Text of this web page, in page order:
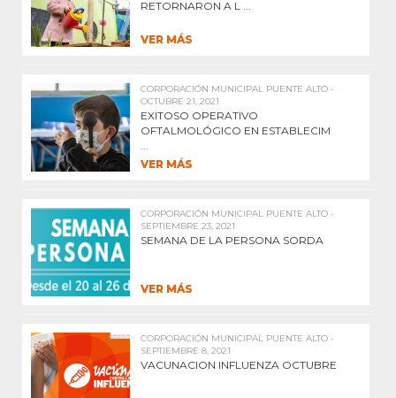
RETORNARON A L ...
VER MÁS
CORPORACIÓN MUNICIPAL PUENTE ALTO -
OCTUBRE 21, 2021
EXITOSO OPERATIVO
OFTALMOLÓGICO EN ESTABLECIM
VER MÁS
CORPORACIÓN MUNICIPAL PUENTE ALTO -
SEPTIEMBRE 23, 2021
SEMANA DE LA PERSONA SORDA
VER MÁS
CORPORACIÓN MUNICIPAL PUENTE ALTO -
SEPTIEMBRE 8, 2021
VACUNACION INFLUENZA OCTUBRE